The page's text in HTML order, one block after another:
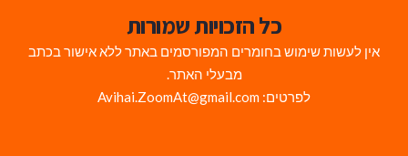
כל הזכויות שמורות
אין לעשות שימוש בחומרים המפורסמים באתר ללא אישור בכתב
מבעלי האתר.
לפרטים: Avihai.ZoomAt@gmail.com